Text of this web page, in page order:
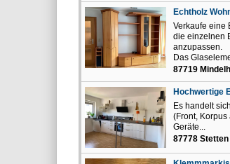
Echtholz
Verkaufe eine
die einzelnen
anzupassen.
Das
87719
Hochwertige
Es handelt
(Front, Korpus
Geräte...
87778